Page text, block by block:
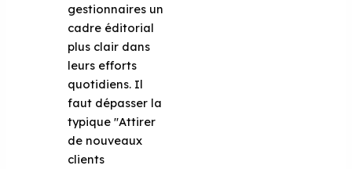
gestionnaires un
cadre éditorial
plus clair dans
leurs efforts
quotidiens. Il
faut dépasser la
typique "Attirer
de nouveaux
clients